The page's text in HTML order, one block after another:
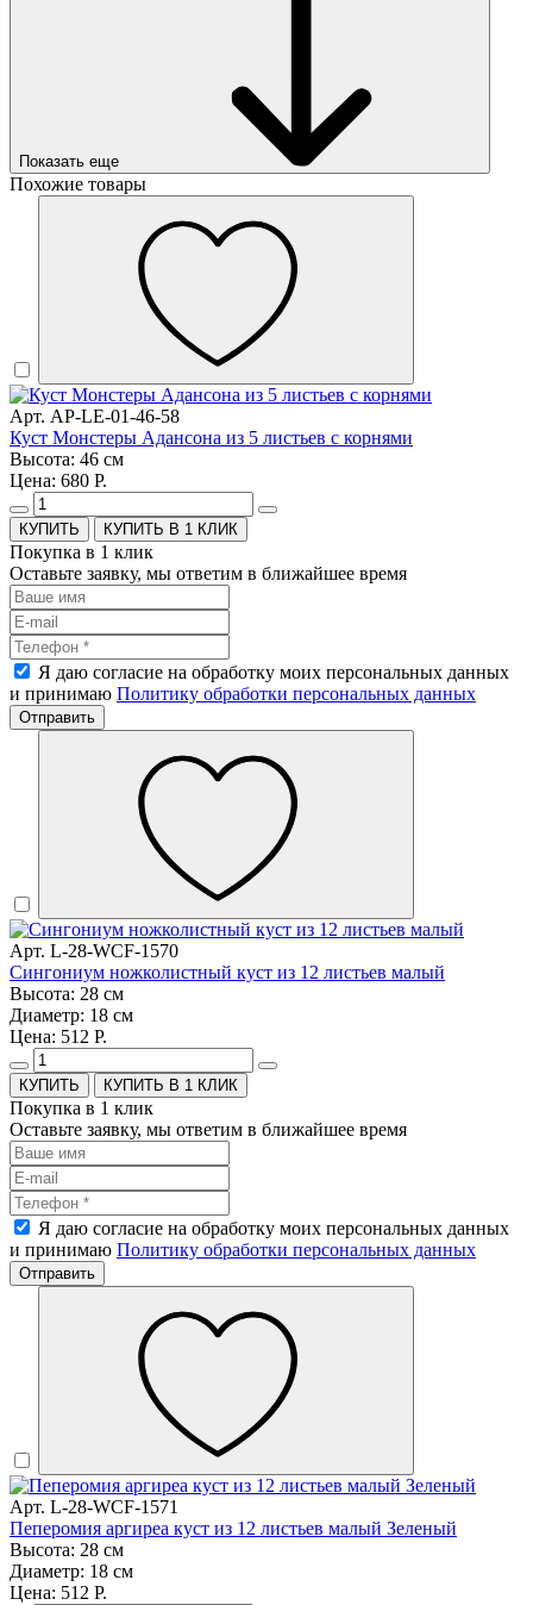
Показать еще
Похожие товары
Арт. AP-LE-01-46-58
Куст Монстеры Адансона из 5 листьев с корнями
Высота: 46 см
Цена: 680 Р.
КУПИТЬ В 1 КЛИК
Покупка в 1 клик
Оставьте заявку, мы ответим в ближайшее время
Я даю согласие на обработку моих персональных данных
и принимаю Политику обработки персональных данных
Отправить
Арт. L-28-WCF-1570
Сингониум ножколистный куст из 12 листьев малый
Высота: 28 см
Диаметр: 18 см
Цена: 512 Р.
КУПИТЬ В 1 КЛИК
Покупка в 1 клик
Оставьте заявку, мы ответим в ближайшее время
Я даю согласие на обработку моих персональных данных
и принимаю Политику обработки персональных данных
Отправить
Арт. L-28-WCF-1571
Пеперомия аргиреа куст из 12 листьев малый Зеленый
Высота: 28 см
Диаметр: 18 см
Цена: 512 Р.